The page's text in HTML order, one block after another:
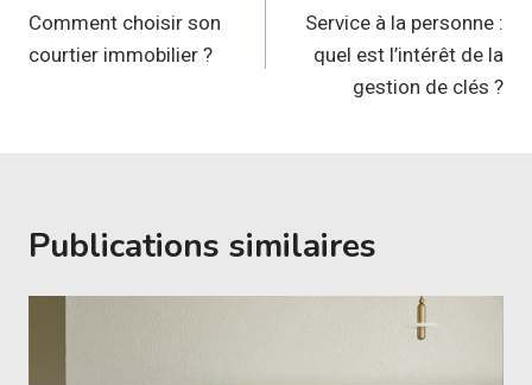
de
l’article
Comment choisir son
courtier immobilier ?
Service à la personne :
quel est l’intérêt de la
gestion de clés ?
Publications similaires